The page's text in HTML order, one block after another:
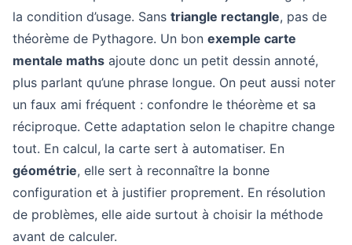
la condition d’usage. Sans triangle rectangle, pas de
théorème de Pythagore. Un bon exemple carte
mentale maths ajoute donc un petit dessin annoté,
plus parlant qu’une phrase longue. On peut aussi noter
un faux ami fréquent : confondre le théorème et sa
réciproque. Cette adaptation selon le chapitre change
tout. En calcul, la carte sert à automatiser. En
géométrie, elle sert à reconnaître la bonne
configuration et à justifier proprement. En résolution
de problèmes, elle aide surtout à choisir la méthode
avant de calculer.